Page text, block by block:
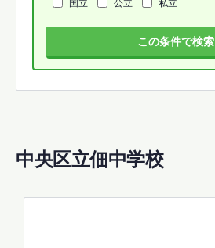
中央区立佃中学校
国立
公立 私立
この条件で検索